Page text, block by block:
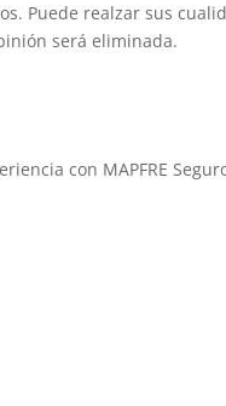
Puede realzar sus
será eliminada.
con MAPFRE